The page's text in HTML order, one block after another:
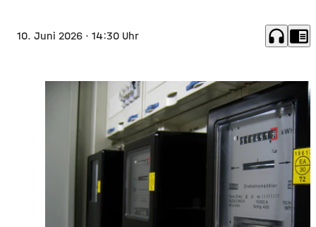
10. Juni 2026 · 14:30 Uhr headphones chrome_reader_mode